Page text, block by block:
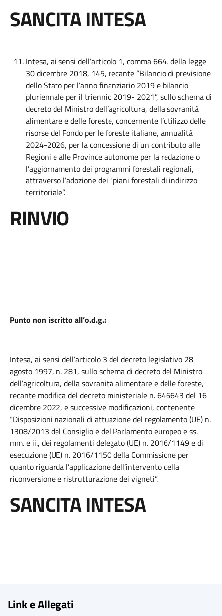
SANCITA INTESA
Intesa, ai sensi dell’articolo 1, comma 664, della legge
30 dicembre 2018, 145, recante “Bilancio di previsione
dello Stato per l’anno finanziario 2019 e bilancio
pluriennale per il triennio 2019- 2021”, sullo schema di
decreto del Ministro dell’agricoltura, della sovranità
alimentare e delle foreste, concernente l’utilizzo delle
risorse del Fondo per le foreste italiane, annualità
2024-2026, per la concessione di un contributo alle
Regioni e alle Province autonome per la redazione o
l’aggiornamento dei programmi forestali regionali,
attraverso l’adozione dei “piani forestali di indirizzo
territoriale”.
RINVIO
Punto non iscritto all’o.d.g.:
Intesa, ai sensi dell’articolo 3 del decreto legislativo 28
agosto 1997, n. 281, sullo schema di decreto del Ministro
dell’agricoltura, della sovranità alimentare e delle foreste,
recante modifica del decreto ministeriale n. 646643 del 16
dicembre 2022, e successive modificazioni, contenente
“Disposizioni nazionali di attuazione del regolamento (UE) n.
1308/2013 del Consiglio e del Parlamento europeo e ss.
mm. e ii., dei regolamenti delegato (UE) n. 2016/1149 e di
esecuzione (UE) n. 2016/1150 della Commissione per
quanto riguarda l’applicazione dell’intervento della
riconversione e ristrutturazione dei vigneti”.
SANCITA INTESA
Link e Allegati